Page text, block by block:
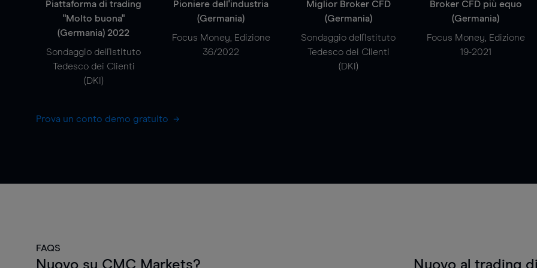
Piattaforma di trading
"Molto buona"
(Germania) 2022
Sondaggio dell'Istituto
Tedesco dei Clienti
(DKI)
Pioniere dell'industria
(Germania)
Focus Money, Edizione
36/2022
Miglior Broker CFD
(Germania)
Sondaggio dell'Istituto
Tedesco dei Clienti
(DKI)
Broker CFD più equo
(Germania)
Focus Money, Edizione
19-2021
Prova un conto demo gratuito
FAQS
Nuovo su CMC Markets? Nuovo al trading